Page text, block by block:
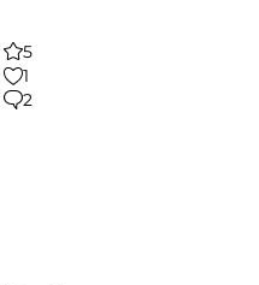
5
1
2